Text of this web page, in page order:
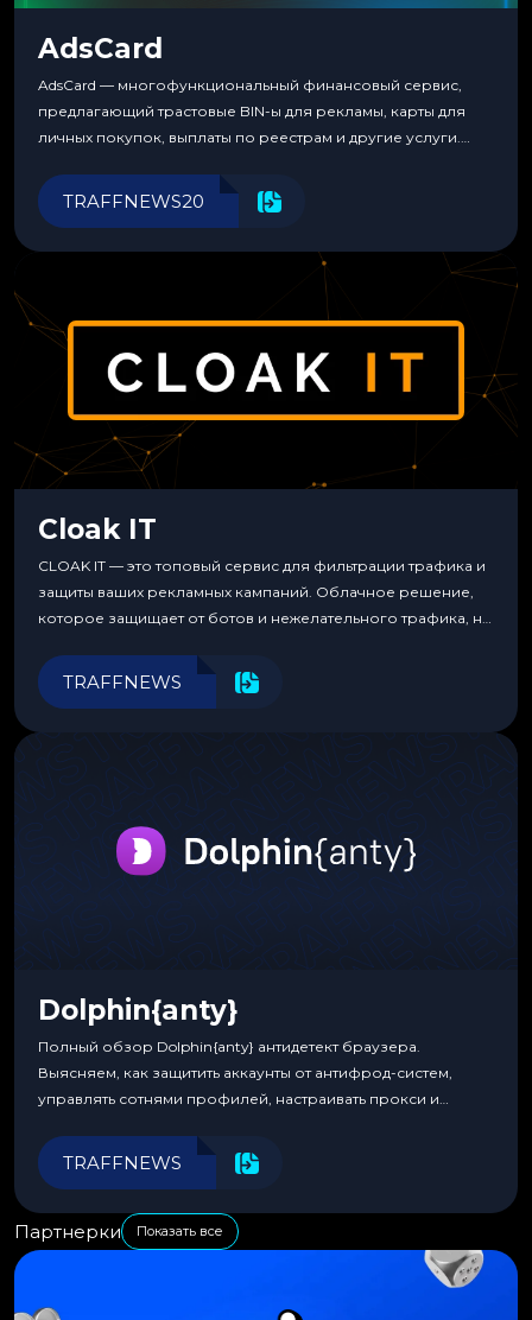
AdsCard
AdsCard — многофункциональный финансовый сервис,
предлагающий трастовые BIN-ы для рекламы, карты для
личных покупок, выплаты по реестрам и другие услуги.
инструменты для управления финансами.
TRAFFNEWS20
Cloak IT
CLOAK IT — это топовый сервис для фильтрации трафика и
защиты ваших рекламных кампаний. Облачное решение,
которое защищает от ботов и нежелательного трафика, не
программирования.
TRAFFNEWS
Dolphin{anty}
Полный обзор Dolphin{anty} антидетект браузера.
Выясняем, как защитить аккаунты от антифрод-систем,
управлять сотнями профилей, настраивать прокси и
эффективности.
TRAFFNEWS
Партнерки Показать все